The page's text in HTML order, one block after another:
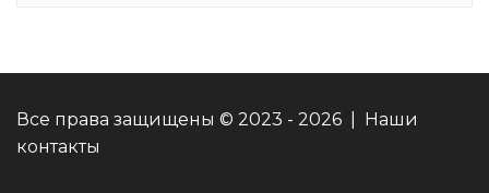
Все права защищены © 2023 - 2026 | Наши
контакты